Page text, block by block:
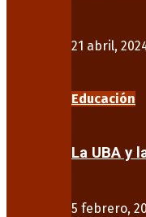
21 abril,
Educación
La UBA y
5 febrero,